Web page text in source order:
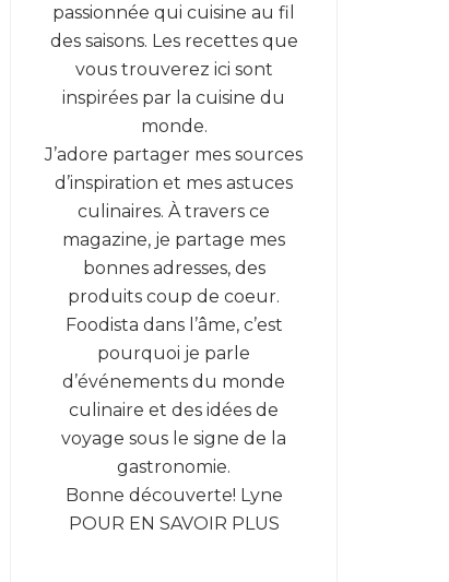
passionnée qui cuisine au fil
des saisons. Les recettes que
vous trouverez ici sont
inspirées par la cuisine du
monde.
J’adore partager mes sources
d’inspiration et mes astuces
culinaires. À travers ce
magazine, je partage mes
bonnes adresses, des
produits coup de coeur.
Foodista dans l’âme, c’est
pourquoi je parle
d’événements du monde
culinaire et des idées de
voyage sous le signe de la
gastronomie.
Bonne découverte! Lyne
POUR EN SAVOIR PLUS